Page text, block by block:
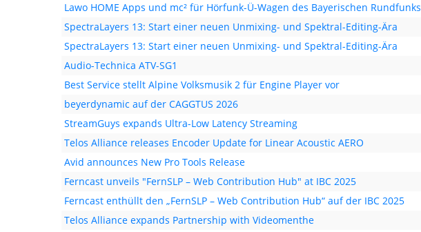
Lawo HOME Apps und mc² für Hörfunk-Ü-Wagen des Bayerischen Rundfunks
SpectraLayers 13: Start einer neuen Unmixing- und Spektral-Editing-Ära
SpectraLayers 13: Start einer neuen Unmixing- und Spektral-Editing-Ära
Audio-Technica ATV-SG1
Best Service stellt Alpine Volksmusik 2 für Engine Player vor
beyerdynamic auf der CAGGTUS 2026
StreamGuys expands Ultra-Low Latency Streaming
Telos Alliance releases Encoder Update for Linear Acoustic AERO
Avid announces New Pro Tools Release
Ferncast unveils "FernSLP – Web Contribution Hub" at IBC 2025
Ferncast enthüllt den „FernSLP – Web Contribution Hub“ auf der IBC 2025
Telos Alliance expands Partnership with Videomenthe